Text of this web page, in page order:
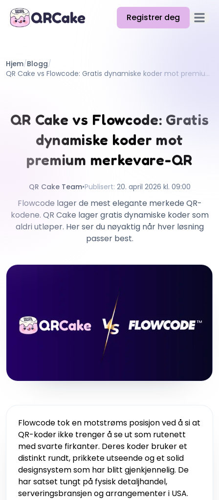
Registrer deg Åpne
Priser
Docs
Hjelp
API
Hjem/Blogg/
QR Cake vs Flowcode: Gratis dynamiske koder mot premium merkevare-QR
QR Cake vs Flowcode: Gratis
dynamiske koder mot
premium merkevare-QR
QR Cake Team•Publisert: 20. april 2026 kl. 09:00
Flowcode lager de mest elegante merkede QR-
kodene. QR Cake lager gratis dynamiske koder som
aldri utløper. Her ser du nøyaktig når hver løsning
passer best.
Flowcode tok en motstrøms posisjon ved å si at
QR-koder ikke trenger å se ut som rutenett
med svarte firkanter. Deres koder bruker et
distinkt rundt, prikkete utseende og et solid
designsystem som har blitt gjenkjennelig. De
har satset tungt på fysisk detaljhandel,
serveringsbransjen og arrangementer i USA.